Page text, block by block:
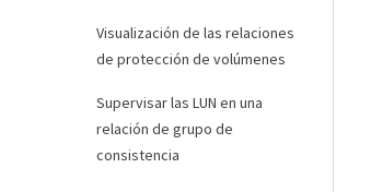
Visualización de las relaciones
de protección de volúmenes
Supervisar las LUN en una
relación de grupo de
consistencia